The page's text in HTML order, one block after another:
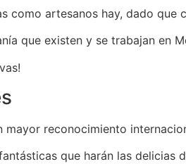
como artesanos hay, dado
que existen y se trabajan en
mayor reconocimiento
que harán las